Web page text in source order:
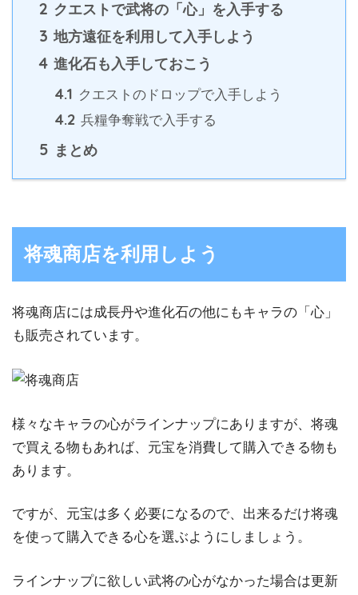
2 クエストで武将の「心」を入手する
3 地方遠征を利用して入手しよう
4 進化石も入手しておこう
4.1 クエストのドロップで入手しよう
4.2 兵糧争奪戦で入手する
5 まとめ
将魂商店を利用しよう
将魂商店には成長丹や進化石の他にもキャラの「心」
も販売されています。
様々なキャラの心がラインナップにありますが、将魂
で買える物もあれば、元宝を消費して購入できる物も
あります。
ですが、元宝は多く必要になるので、出来るだけ将魂
を使って購入できる心を選ぶようにしましょう。
ラインナップに欲しい武将の心がなかった場合は更新